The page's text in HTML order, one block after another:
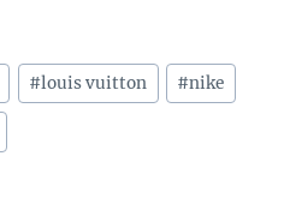
#louis vuitton #nike